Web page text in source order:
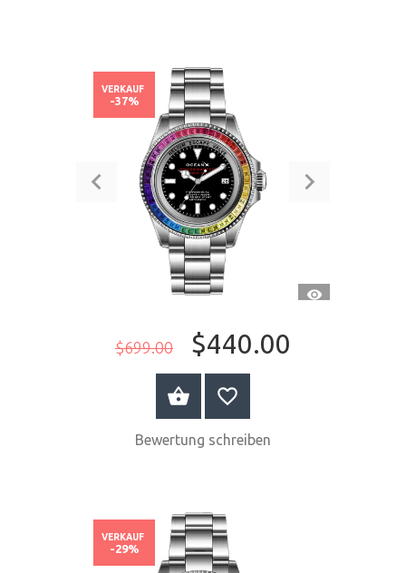
$699.00 $440.00
VERKAUF
-37%
JETZT KAUFEN
Bewertung schreiben
VERKAUF
-29%